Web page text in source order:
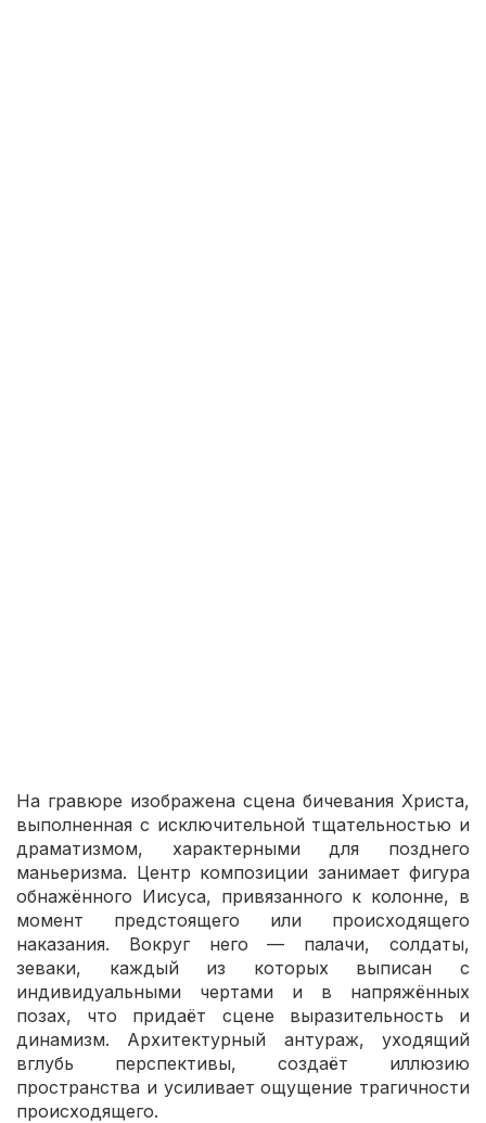
На гравюре изображена сцена бичевания Христа,
выполненная с исключительной тщательностью и
драматизмом, характерными для позднего
маньеризма. Центр композиции занимает фигура
обнажённого Иисуса, привязанного к колонне, в
момент предстоящего или происходящего
наказания. Вокруг него — палачи, солдаты,
зеваки, каждый из которых выписан с
индивидуальными чертами и в напряжённых
позах, что придаёт сцене выразительность и
динамизм. Архитектурный антураж, уходящий
вглубь перспективы, создаёт иллюзию
пространства и усиливает ощущение трагичности
происходящего.